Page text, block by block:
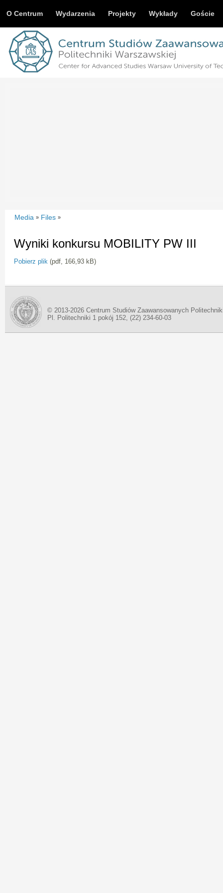
O Centrum Wydarzenia Projekty Wykłady Goście
Media » Files »
Wyniki konkursu MOBILITY PW III
Pobierz plik (pdf, 166,93 kB)
© 2013-2026 Centrum Studiów Zaawansowanych
Pl. Politechniki 1 pokój 152, (22) 234-60-03